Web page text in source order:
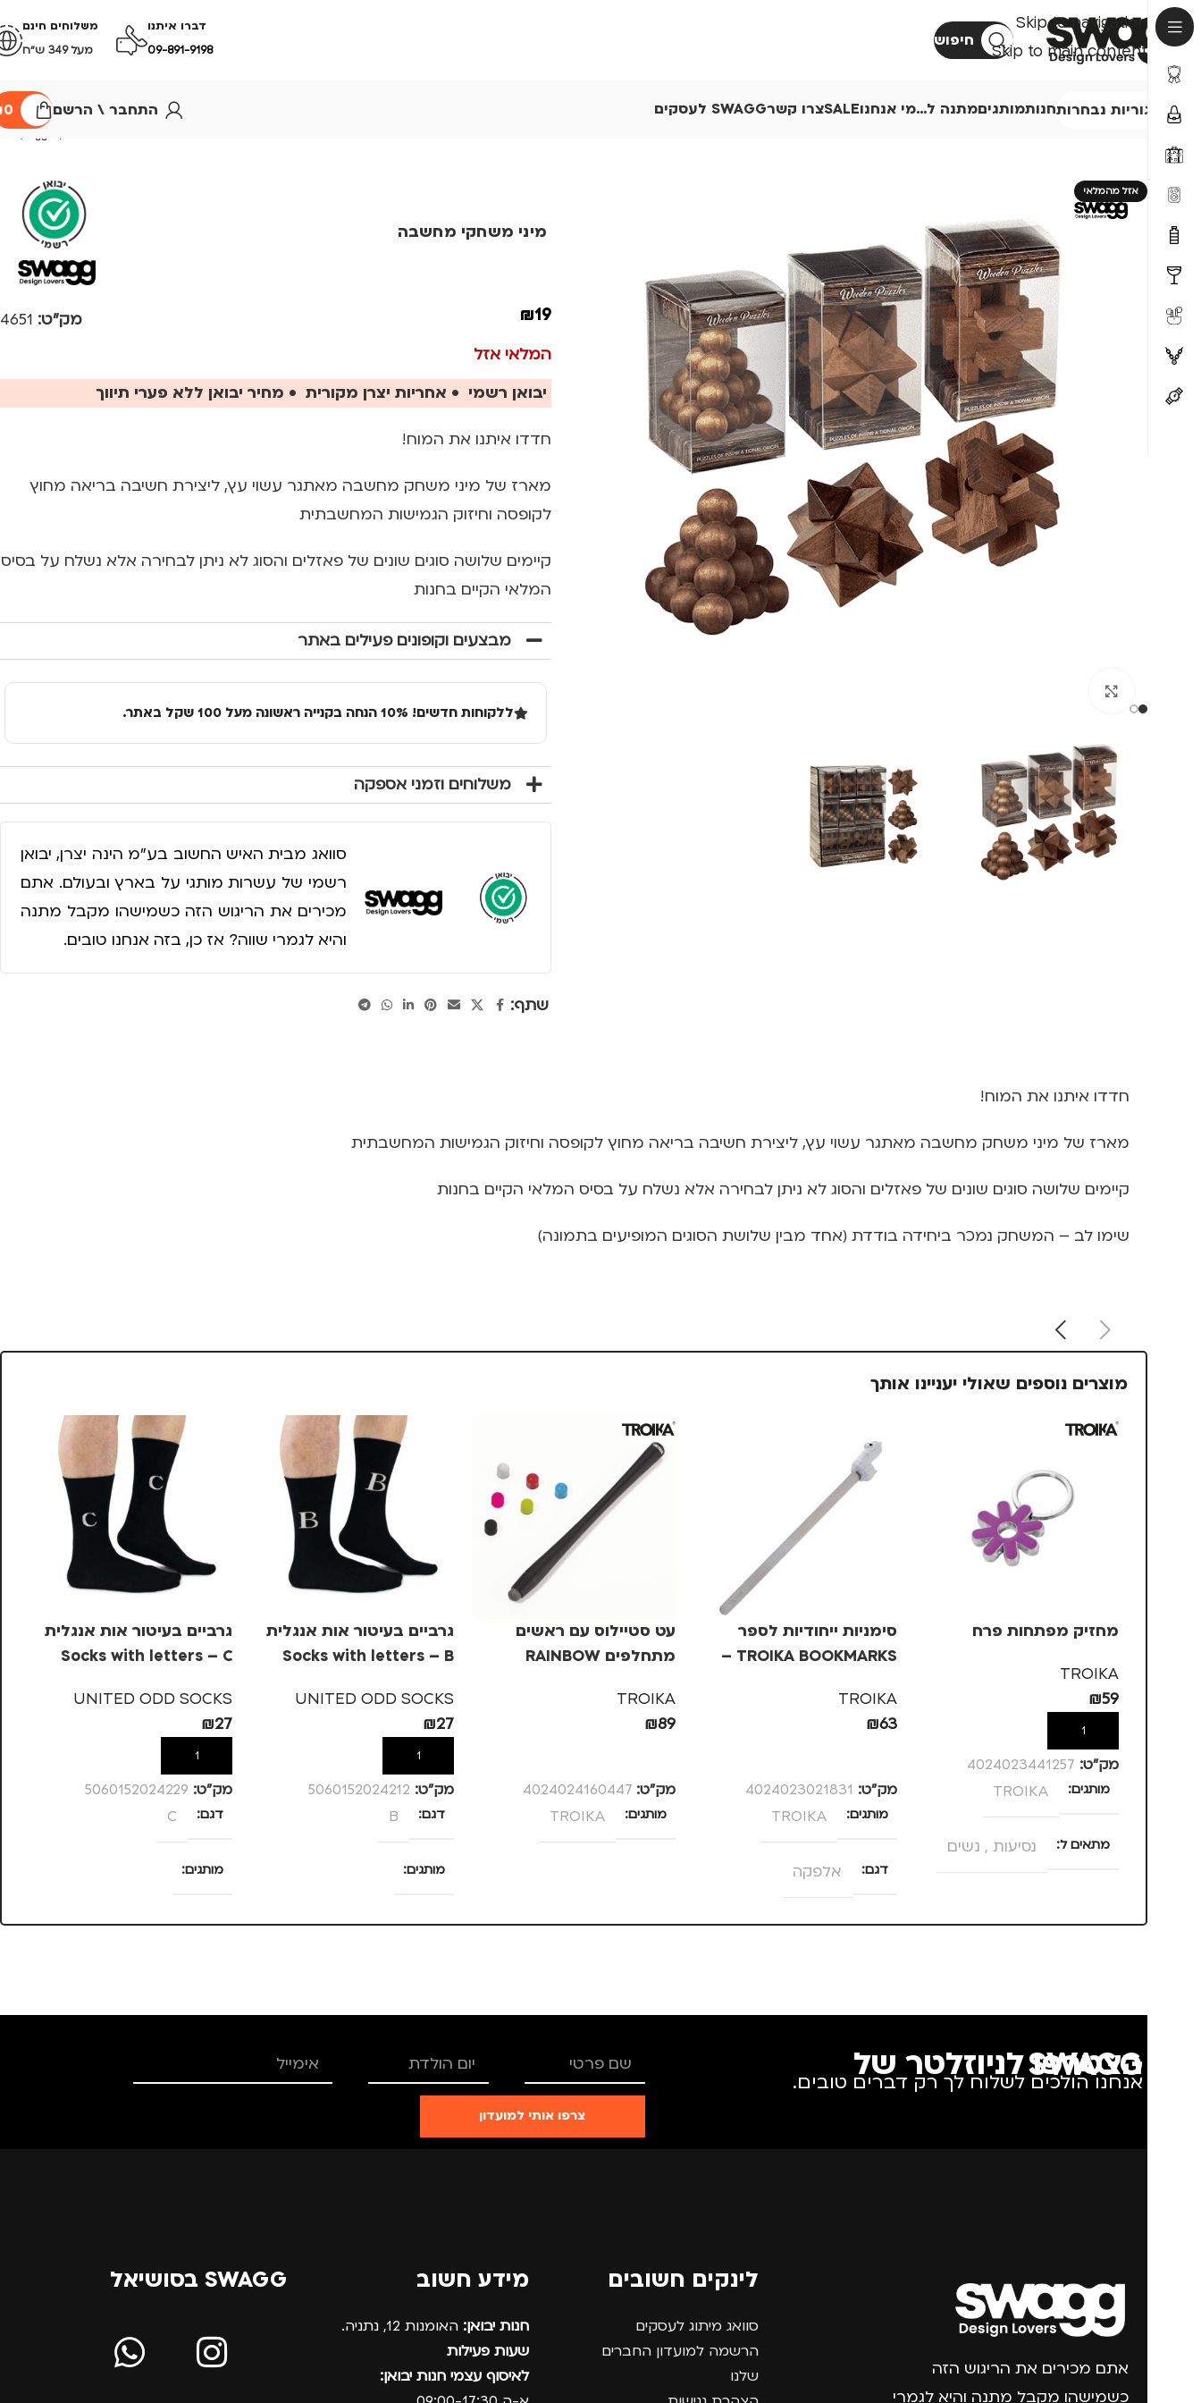
Skip to navigation
Skip to main content
חיפוש
דברו איתנו
09-891-9198
משלוחים חינם
מעל 349 ש״ח
קטגוריות נבחרותחנותמותגיםמתנה ל…מי אנחנוSALEצרו קשרSWAGG לעסקים התחבר \ הרשם 0
אזל מהמלאי
מיני משחקי מחשבה
₪19 מק"ט: 4651
המלאי אזל
יבואן רשמי • אחריות יצרן מקורית • מחיר יבואן ללא פערי תיווך
חדדו איתנו את המוח!
מארז של מיני משחק מחשבה מאתגר עשוי עץ, ליצירת חשיבה בריאה מחוץ
לקופסה וחיזוק הגמישות המחשבתית
קיימים שלושה סוגים שונים של פאזלים והסוג לא ניתן לבחירה אלא נשלח על בסיס
המלאי הקיים בחנות
מבצעים וקופונים פעילים באתר
ללקוחות חדשים! 10% הנחה בקנייה ראשונה מעל 100 שקל באתר.
משלוחים וזמני אספקה
סוואג מבית האיש החשוב בע״מ הינה יצרן, יבואן
רשמי של עשרות מותגי על בארץ ובעולם. אתם
מכירים את הריגוש הזה כשמישהו מקבל מתנה
והיא לגמרי שווה? אז כן, בזה אנחנו טובים.
שתף:
חדדו איתנו את המוח!
מארז של מיני משחק מחשבה מאתגר עשוי עץ, ליצירת חשיבה בריאה מחוץ לקופסה וחיזוק הגמישות המחשבתית
קיימים שלושה סוגים שונים של פאזלים והסוג לא ניתן לבחירה אלא נשלח על בסיס המלאי הקיים בחנות
שימו לב – המשחק נמכר ביחידה בודדת (אחד מבין שלושת הסוגים המופיעים בתמונה)
מוצרים נוספים שאולי יעניינו אותך
מחזיק מפתחות פרח
TROIKA
₪59
הוספה לסל
מק”ט: 4024023441257
מותגים TROIKA
מתאים ל נסיעות , נשים
סימניות ייחודיות לספר
TROIKA BOOKMARKS –
TROIKA
₪63
מק”ט: 4024023021831
מותגים TROIKA
דגם אלפקה
עט סטיילוס עם ראשים
מתחלפים RAINBOW
TROIKA
₪89
מק”ט: 4024024160447
מותגים TROIKA
גרביים בעיטור אות אנגלית
Socks with letters – B
UNITED ODD SOCKS
₪27
הוספה לסל
מק”ט: 5060152024212
דגם B
מותגים
UNITED ODD SOCKS
גרביים בעיטור אות אנגלית
Socks with letters – C
UNITED ODD SOCKS
₪27
הוספה לסל
מק”ט: 5060152024229
דגם C
מותגים
UNITED ODD SOCKS
הצטרפו לניוזלטר של SWAGG
אנחנו הולכים לשלוח לך רק דברים טובים.
צרפו אותי למועדון
אתם מכירים את הריגוש הזה
כשמישהו מקבל מתנה והיא לגמרי
לינקים חשובים
סוואג מיתוג לעסקים
הרשמה למועדון החברים
שלנו
מידע חשוב
חנות יבואן: האומנות 12, נתניה.
שעות פעילות
לאיסוף עצמי חנות יבואן:
SWAGG בסושיאל